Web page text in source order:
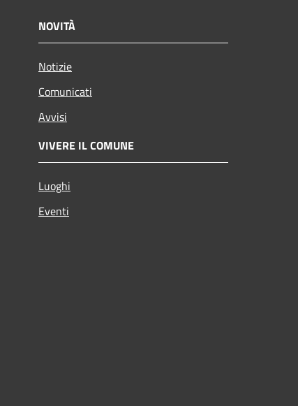
NOVITÀ
Notizie
Comunicati
Avvisi
VIVERE IL COMUNE
Luoghi
Eventi